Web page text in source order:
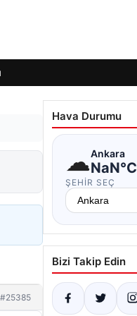
#25385
Hava Durumu
☁Ankara
NaN°C
ŞEHIR SEÇ
Bizi Takip Edin